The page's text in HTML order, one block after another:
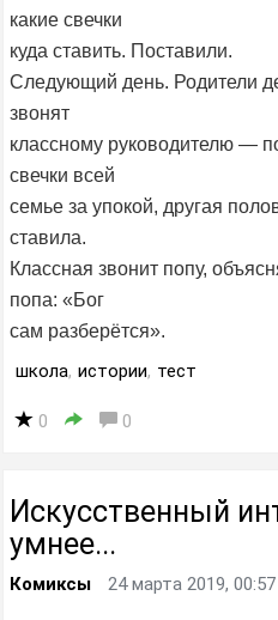
какие свечки
куда ставить. Поставили.
Следующий день. Родители
звонят
классному руководителю —
свечки всей
семье за упокой, другая
ставила.
Классная звонит попу,
попа: «Бог
сам разберётся».
школа, истории, тест
0 0
Искусственный
умнее...
Комиксы 24 марта 2019, 00:57